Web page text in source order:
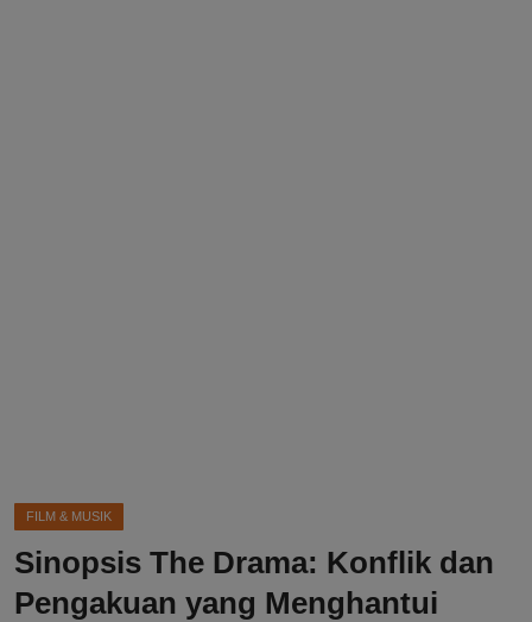
FILM & MUSIK
Sinopsis The Drama: Konflik dan
Pengakuan yang Menghantui